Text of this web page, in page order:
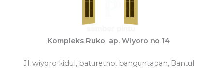
Kompleks Ruko lap. Wiyoro no 14
Jl. wiyoro kidul, baturetno, banguntapan, Bantul